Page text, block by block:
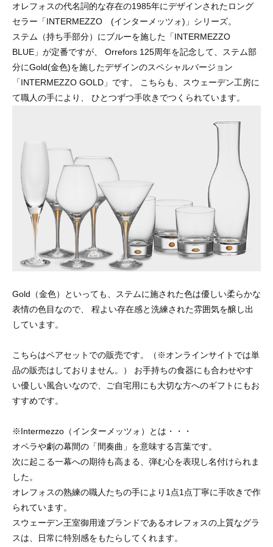
オレフォスの代名詞的な存在の1985年にデザインされたロング
セラー「INTERMEZZO (インターメッツォ)」シリーズ。
ステム（持ち手部分）にブルーを施した「INTERMEZZO
BLUE」が定番ですが、 Orrefors 125周年を記念して、ステム部
分にGold(金色)を施したデザインのスペシャルバージョン
「INTERMEZZO GOLD」です。 こちらも、スウェーデン工房に
て職人の手により、 ひとつずつ手吹きでつくられています。
Gold（金色）といっても、ステムに施された色は優しい柔らかな
表情の色目なので、 程よい存在感と洗練された雰囲気を醸し出
しています。
こちらはペアセットでの販売です。（※オンラインサイトでは単
品の販売はしておりません。） お手持ちの食器にも合わせやす
い優しい風合いなので、ご自宅用にも大切な方へのギフトにもお
すすめです。
※Intermezzo（インターメッツォ）とは・・・
オペラや劇の幕間の「間奏曲」を意味する言葉です。
次に起こる一幕への期待も高まる、弾む心を表現し名付けられま
した。
オレフォスの熟練の職人たちの手により1点1点丁寧に手吹きで作
られています。
スウェーデン王室御用達ブランドであるオレフォスの上質なグラ
スは、日常に特別感をもたらしてくれます。